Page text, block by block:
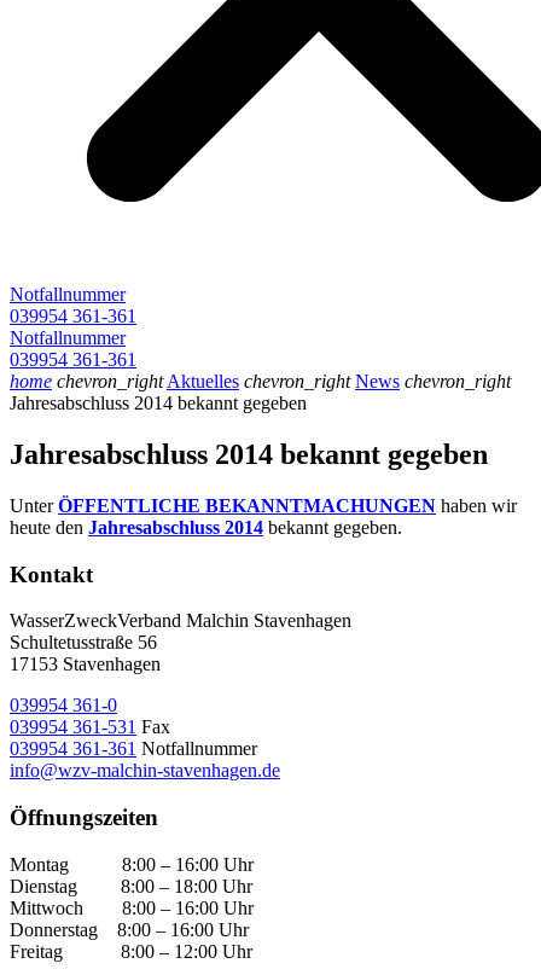
Notfallnummer
039954 361-361
Notfallnummer
039954 361-361
home chevron_right Aktuelles chevron_right News chevron_right
Jahresabschluss 2014 bekannt gegeben
Jahresabschluss 2014 bekannt gegeben
UnterÖFFENTLICHE BEKANNTMACHUNGEN haben wir
heute den Jahresabschluss 2014 bekannt gegeben.
Kontakt
WasserZweckVerband­ Malchin Stavenhagen
Schultetusstraße 56
17153 Stavenhagen
039954 361-0
039954 361-531 Fax
039954 361-361 Notfallnummer
info@wzv-malchin-stavenhagen.de
Öffnungszeiten
Montag 8:00 – 16:00 Uhr
Dienstag 8:00 – 18:00 Uhr
Mittwoch 8:00 – 16:00 Uhr
Donnerstag 8:00 – 16:00 Uhr
Freitag 8:00 – 12:00 Uhr